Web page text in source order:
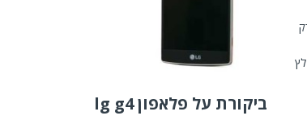
ביקורת על פלאפון lg g4